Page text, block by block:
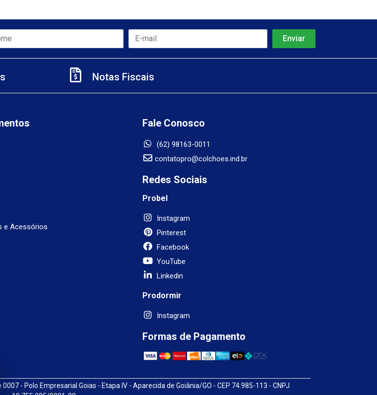
Notas Fiscais
e Acessórios
Fale Conosco
(62) 98163-0011
contatopro@colchoes.ind.br
Redes Sociais
Probel
Instagram
Pinterest
Facebook
YouTube
Linkedin
Prodormir
Instagram
Formas de Pagamento
- Polo Empresarial Goias - Etapa IV - Aparecida de Goiânia/GO - CEP 74.985-113 - CNPJ